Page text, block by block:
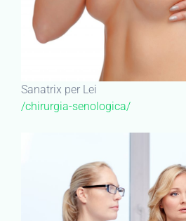
Sanatrix per Lei
/chirurgia-senologica/